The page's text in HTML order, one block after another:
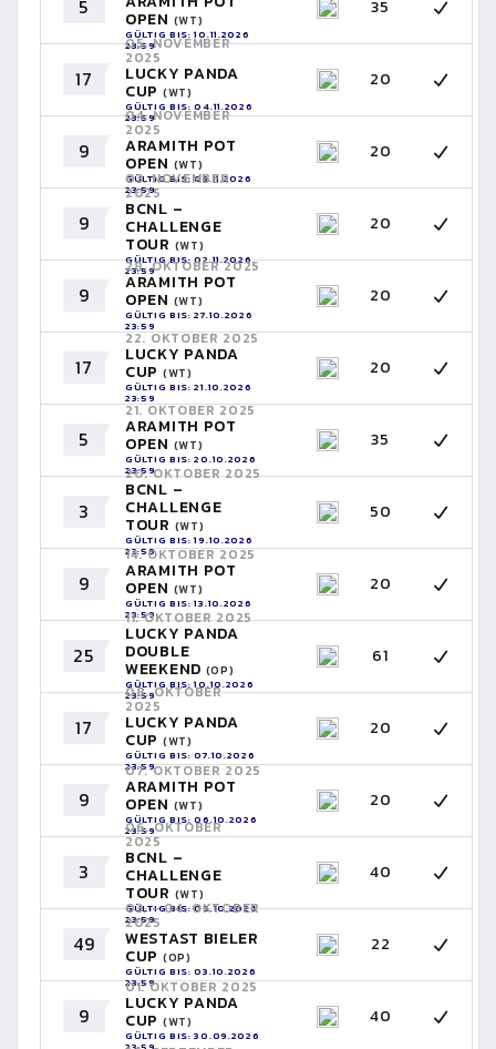
5 OPEN (WT)
GÜLTIG BIS: 10.11.2026
23:59
35
17
05. NOVEMBER
2025
LUCKY PANDA
CUP (WT)
GÜLTIG BIS: 04.11.2026
23:59
20
9
04. NOVEMBER
2025
ARAMITH POT
OPEN (WT)
GÜLTIG BIS: 03.11.2026
23:59
20
9
03. NOVEMBER
2025
BCNL –
CHALLENGE
TOUR (WT)
GÜLTIG BIS: 02.11.2026
23:59
20
9
28. OKTOBER 2025
ARAMITH POT
OPEN (WT)
GÜLTIG BIS: 27.10.2026
23:59
20
17
22. OKTOBER 2025
LUCKY PANDA
CUP (WT)
GÜLTIG BIS: 21.10.2026
23:59
20
5
21. OKTOBER 2025
ARAMITH POT
OPEN (WT)
GÜLTIG BIS: 20.10.2026
23:59
35
3
20. OKTOBER 2025
BCNL –
CHALLENGE
TOUR (WT)
GÜLTIG BIS: 19.10.2026
23:59
50
9
14. OKTOBER 2025
ARAMITH POT
OPEN (WT)
GÜLTIG BIS: 13.10.2026
23:59
20
25
11. OKTOBER 2025
LUCKY PANDA
DOUBLE
WEEKEND (OP)
GÜLTIG BIS: 10.10.2026
23:59
61
17
08. OKTOBER
2025
LUCKY PANDA
CUP (WT)
GÜLTIG BIS: 07.10.2026
23:59
20
9
07. OKTOBER 2025
ARAMITH POT
OPEN (WT)
GÜLTIG BIS: 06.10.2026
23:59
20
3
06. OKTOBER
2025
BCNL –
CHALLENGE
TOUR (WT)
GÜLTIG BIS: 05.10.2026
23:59
40
49
03. - 04. OKTOBER
2025
WESTAST BIELER
CUP (OP)
GÜLTIG BIS: 03.10.2026
23:59
22
9
01. OKTOBER 2025
LUCKY PANDA
CUP (WT)
GÜLTIG BIS: 30.09.2026
40